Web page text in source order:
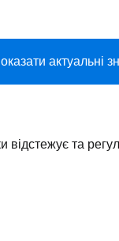
актуальні
відстежує та
... світова